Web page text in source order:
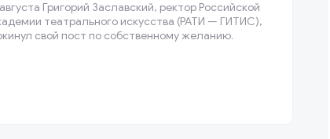
Григорий Заславский, ректор Российской
театрального искусства (РАТИ — ГИТИС),
свой пост по собственному желанию.